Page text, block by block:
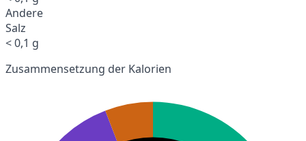
Andere
Salz
< 0,1 g
Zusammensetzung der Kalorien